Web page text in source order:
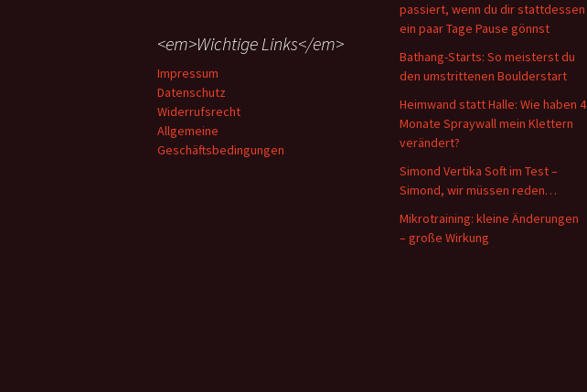
passiert, wenn du dir stattdessen
ein paar Tage Pause gönnst
Bathang-Starts: So meisterst du
den umstrittenen Boulderstart
Heimwand statt Halle: Wie haben 4
Monate Spraywall mein Klettern
verändert?
Simond Vertika Soft im Test –
Simond, wir müssen reden…
Mikrotraining: kleine Änderungen
– große Wirkung
<em>Wichtige Links</em>
Impressum
Datenschutz
Widerrufsrecht
Allgemeine
Geschäftsbedingungen